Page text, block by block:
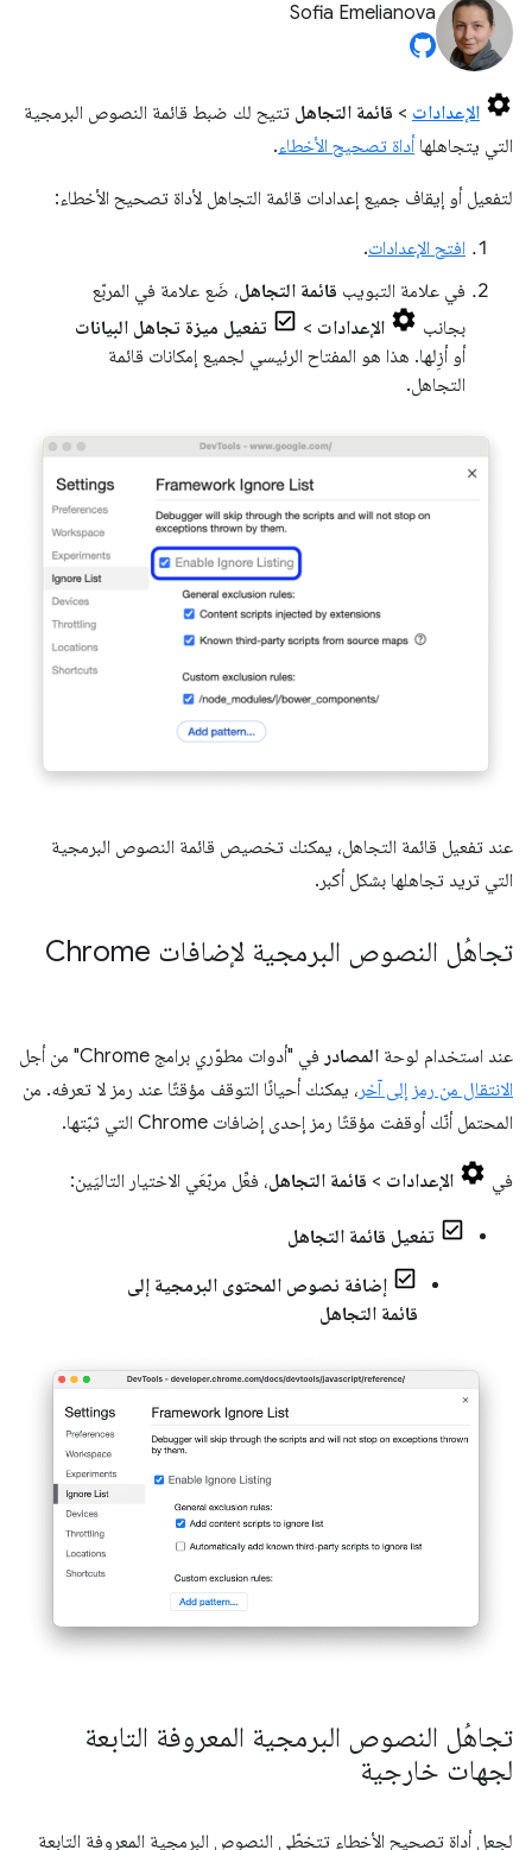
Sofia Emelianova
الإعدادات > قائمة التجاهل تتيح لك ضبط قائمة النصوص البرمجية
التي يتجاهلها أداة تصحيح الأخطاء.
لتفعيل أو إيقاف جميع إعدادات قائمة التجاهل لأداة تصحيح الأخطاء:
افتح الإعدادات.
في علامة التبويب قائمة التجاهل، ضَع علامة في المربّع
بجانب
الإعدادات >
تفعيل ميزة تجاهل البيانات
أو أزِلها. هذا هو المفتاح الرئيسي لجميع إمكانات قائمة
التجاهل.
عند تفعيل قائمة التجاهل، يمكنك تخصيص قائمة النصوص البرمجية
التي تريد تجاهلها بشكل أكبر.
تجاهُل النصوص البرمجية لإضافات Chrome
عند استخدام لوحة المصادر في "أدوات مطوّري برامج Chrome" من أجل
الانتقال من رمز إلى آخر ، يمكنك أحيانًا التوقف مؤقتًا عند رمز لا تعرفه. من
المحتمل أنّك أوقفت مؤقتًا رمز إحدى إضافات Chrome التي ثبّتها.
في الإعدادات > قائمة التجاهل، فعِّل مربّعَي الاختيار التاليَين:
تفعيل قائمة التجاهل
إضافة نصوص المحتوى البرمجية إلى
قائمة التجاهل
تجاهُل النصوص البرمجية المعروفة التابعة
لجهات خارجية
لجعل أداة تصحيح الأخطاء تتخطّى النصوص البرمجية المعروفة التابعة